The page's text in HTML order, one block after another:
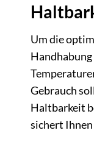
Um die
Gebrauch
Haltbarkeit
sichert